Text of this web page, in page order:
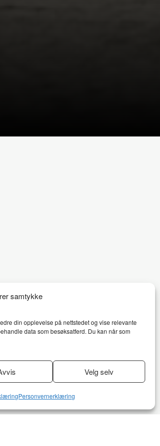
samtykke
din opplevelse på nettstedet og vise relevante
data som besøksatferd. Du kan når som
Velg selv
Personvernerklæring